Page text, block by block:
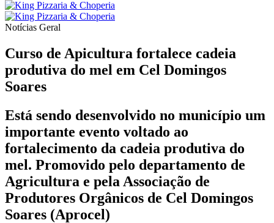
Notícias Geral
Curso de Apicultura fortalece cadeia
produtiva do mel em Cel Domingos
Soares
Está sendo desenvolvido no município um
importante evento voltado ao
fortalecimento da cadeia produtiva do
mel. Promovido pelo departamento de
Agricultura e pela Associação de
Produtores Orgânicos de Cel Domingos
Soares (Aprocel)